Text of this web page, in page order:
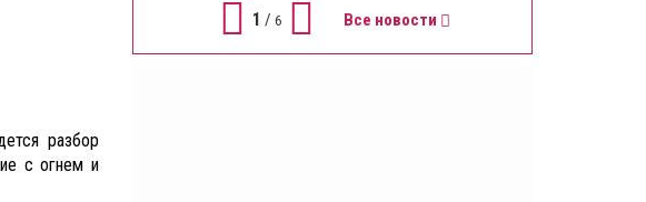
разбор
с огнем и
1 / 6 Все новости